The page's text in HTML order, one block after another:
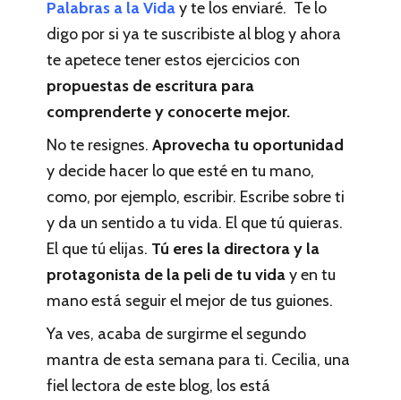
Palabras a la Viday te los enviaré. Te lo
digo por si ya te suscribiste al blog y ahora
te apetece tener estos ejercicios con
propuestas de escritura para
comprenderte y conocerte mejor.
No te resignes.Aprovecha tu oportunidad
y decide hacer lo que esté en tu mano,
como, por ejemplo, escribir. Escribe sobre ti
y da un sentido a tu vida. El que tú quieras.
El que tú elijas. Tú eres la directora y la
protagonista de la peli de tu viday en tu
mano está seguir el mejor de tus guiones.
Ya ves, acaba de surgirme el segundo
mantra de esta semana para ti. Cecilia, una
fiel lectora de este blog, los está